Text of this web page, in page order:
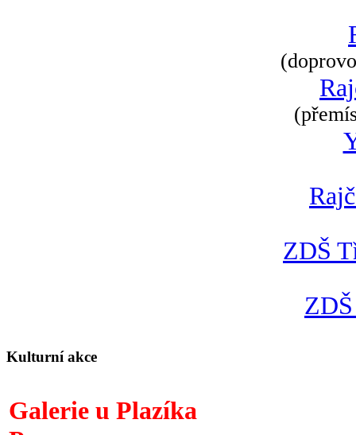
ZDŠ
Kulturní akce
Galerie u Plazíka